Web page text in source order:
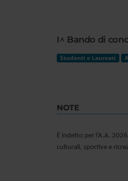
I^ Bando di
Studenti e Laureati
NOTE
È indetto per l’A.A.
culturali, sportive e